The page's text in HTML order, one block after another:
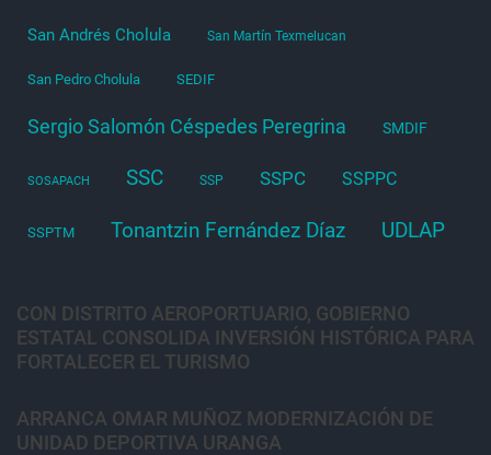
San Andrés Cholula San Martín Texmelucan
San Pedro Cholula SEDIF
Sergio Salomón Céspedes Peregrina SMDIF
SOSAPACH SSC SSP SSPC SSPPC
SSPTM Tonantzin Fernández Díaz UDLAP
CON DISTRITO AEROPORTUARIO, GOBIERNO
ESTATAL CONSOLIDA INVERSIÓN HISTÓRICA PARA
FORTALECER EL TURISMO
ARRANCA OMAR MUÑOZ MODERNIZACIÓN DE
UNIDAD DEPORTIVA URANGA